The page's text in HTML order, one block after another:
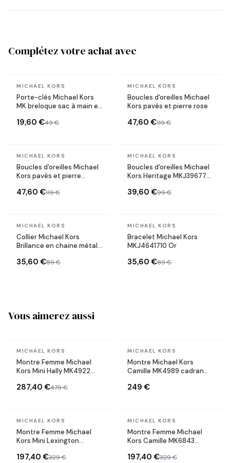
Complétez votre achat avec
En stock
MICHAEL KORS
Porte-clés Michael Kors
MK breloque sac à main en
19,60 €49 €
En stock
MICHAEL KORS
Boucles d'oreilles Michael
Kors pavés et pierre rose
47,60 €119 €
En stock
MICHAEL KORS
Boucles d'oreilles Michael
Kors pavés et pierre
47,60 €119 €
En stock
MICHAEL KORS
Boucles d'oreilles Michael
Kors Heritage MKJ3967791
rose
39,60 €99 €
En stock
MICHAEL KORS
Collier Michael Kors
Brillance en chaine métal
35,60 €89 €
En stock
MICHAEL KORS
Bracelet Michael Kors
MKJ4641710 Or
35,60 €89 €
Vous aimerez aussi
En stock
MICHAEL KORS
Montre Femme Michael
Kors Mini Hally MK4922
maillons acier
287,40 €479 €
En stock
MICHAEL KORS
Montre Michael Kors
Camille MK4989 cadran
bicolore
249 €
En stock
MICHAEL KORS
Montre Femme Michael
Kors Mini Lexington
maillons acier
197,40 €329 €
En stock
MICHAEL KORS
Montre Femme Michael
Kors Camille MK6843
acier
197,40 €329 €